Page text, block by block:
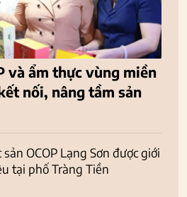
và ẩm thực vùng miền
nối, nâng tầm sản
sản OCOP Lạng Sơn được giới
tại phố Tràng Tiền